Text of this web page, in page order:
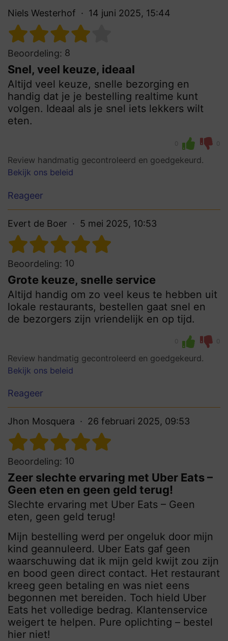
Niels Westerhof 14 juni 2025, 15:44
Beoordeling: 8
Snel, veel keuze, ideaal
Altijd veel keuze, snelle bezorging en
handig dat je je bestelling realtime kunt
volgen. Ideaal als je snel iets lekkers wilt
eten.
0 0
Review handmatig gecontroleerd en goedgekeurd.
Bekijk ons beleid
Reageer
Evert de Boer 5 mei 2025, 10:53
Beoordeling: 10
Grote keuze, snelle service
Altijd handig om zo veel keus te hebben uit
lokale restaurants, bestellen gaat snel en
de bezorgers zijn vriendelijk en op tijd.
0 0
Review handmatig gecontroleerd en goedgekeurd.
Bekijk ons beleid
Reageer
Jhon Mosquera 26 februari 2025, 09:53
Beoordeling: 10
Zeer slechte ervaring met Uber Eats –
Geen eten en geen geld terug!
Slechte ervaring met Uber Eats – Geen
eten, geen geld terug!
Mijn bestelling werd per ongeluk door mijn
kind geannuleerd. Uber Eats gaf geen
waarschuwing dat ik mijn geld kwijt zou zijn
en bood geen direct contact. Het restaurant
kreeg geen betaling en was niet eens
begonnen met bereiden. Toch hield Uber
Eats het volledige bedrag. Klantenservice
weigert te helpen. Pure oplichting – bestel
hier niet!